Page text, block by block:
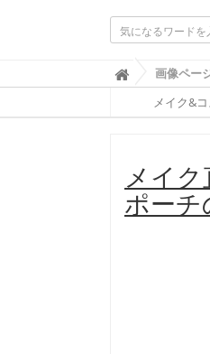
ふ
ぉ
ち
F
O
R
画像ペー
メイク&
メイ
ポー